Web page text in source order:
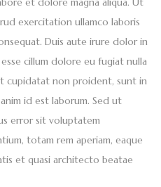
exercitation ullamco laboris
Duis aute irure dolor in
cillum dolore eu fugiat nulla
cupidatat non proident, sunt in
id est laborum. Sed ut
error sit voluptatem
totam rem aperiam, eaque
et quasi architecto beatae